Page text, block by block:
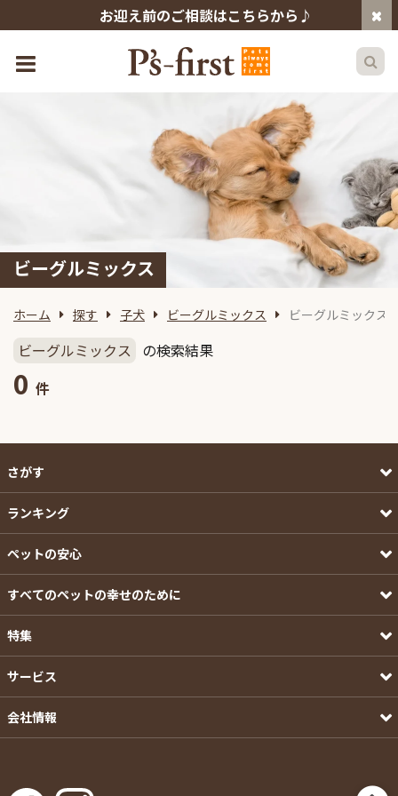
お迎え前のご相談はこちらから♪
ビーグルミックス
ホーム 探す 子犬 ビーグルミックス ビーグルミックス
ビーグルミックス の検索結果
0 件
さがす
ランキング
ペットの安心
すべてのペットの幸せのために
特集
サービス
会社情報